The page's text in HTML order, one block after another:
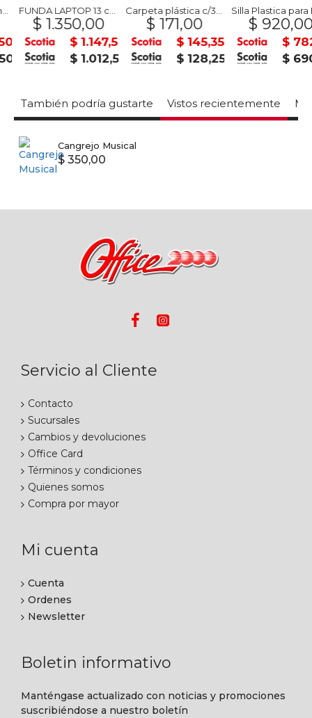
FUNDA LAPTOP 13 coral mate MOOREBAGS
$ 1.350,00
$ 1.147,50
$ 1.012,50
Carpeta plástica c/30 fundas A-4 FOSKA
$ 171,00
$ 145,35
$ 128,25
Silla
$ 920,00
$
$
También podría gustarte Vistos recientemente
Cangrejo Musical
$ 350,00
Servicio al Cliente
Contacto
Sucursales
Cambios y devoluciones
Office Card
Términos y condiciones
Quienes somos
Compra por mayor
Mi cuenta
Cuenta
Ordenes
Newsletter
Boletin informativo
Manténgase actualizado con noticias y promociones
suscribiéndose a nuestro boletín